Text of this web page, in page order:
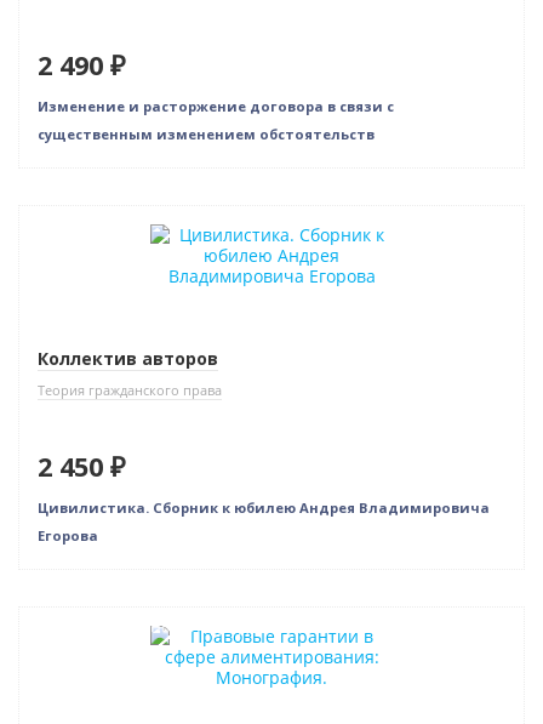
2 490 ₽
Изменение и расторжение договора в связи с
существенным изменением обстоятельств
Коллектив авторов
Теория гражданского права
2 450 ₽
Цивилистика. Сборник к юбилею Андрея Владимировича
Егорова
Индивидуальный подход